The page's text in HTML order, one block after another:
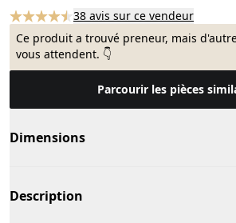
38 avis sur ce vendeur
Ce produit a trouvé preneur, mais
vous attendent. 👇
Parcourir les pièces
Dimensions
Description